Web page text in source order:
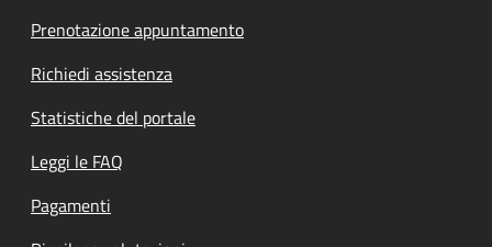
Prenotazione appuntamento
Richiedi assistenza
Statistiche del portale
Leggi le FAQ
Pagamenti